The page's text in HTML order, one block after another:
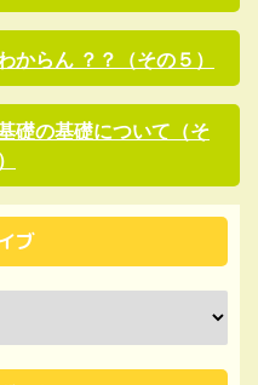
からん ？？（その５）
礎の基礎について（そ
ブ